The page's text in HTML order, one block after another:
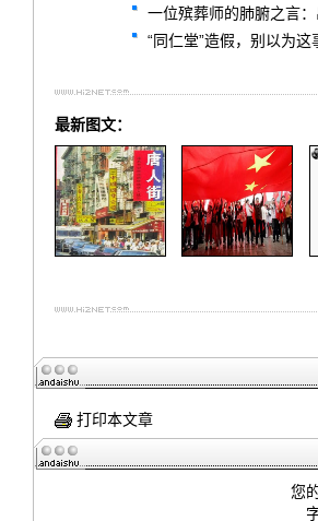
一位殡葬师的肺腑之言
“同仁堂”造假，别以为
最新图文：
打印本文章
您